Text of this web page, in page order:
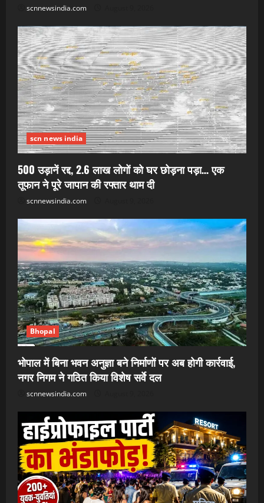
scnnewsindia.com
scn news india
500 उड़ानें रद्द, 2.6 लाख लोगों को घर छोड़ना पड़ा… एक
तूफान ने पूरे जापान की रफ्तार थाम दी
scnnewsindia.com
Bhopal
भोपाल में बिना भवन अनुज्ञा बने निर्माणों पर अब होगी कार्रवाई,
नगर निगम ने गठित किया विशेष सर्वे दल
scnnewsindia.com